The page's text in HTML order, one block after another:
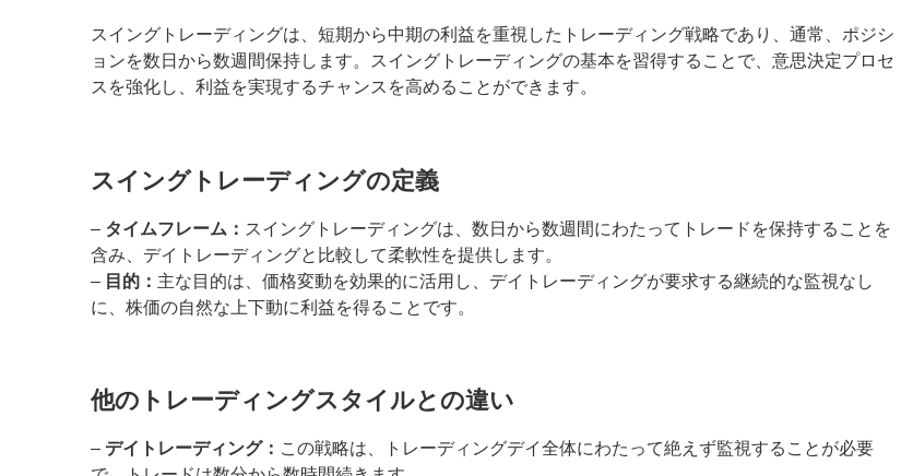
スイングトレーディングは、短期から中期の利益を重視したトレーディング戦略であり、通常、ポジシ
ョンを数日から数週間保持します。スイングトレーディングの基本を習得することで、意思決定プロセ
スを強化し、利益を実現するチャンスを高めることができます。
スイングトレーディングの定義
– タイムフレーム： スイングトレーディングは、数日から数週間にわたってトレードを保持することを
含み、デイトレーディングと比較して柔軟性を提供します。
– 目的： 主な目的は、価格変動を効果的に活用し、デイトレーディングが要求する継続的な監視なし
に、株価の自然な上下動に利益を得ることです。
他のトレーディングスタイルとの違い
– デイトレーディング： この戦略は、トレーディングデイ全体にわたって絶えず監視することが必要